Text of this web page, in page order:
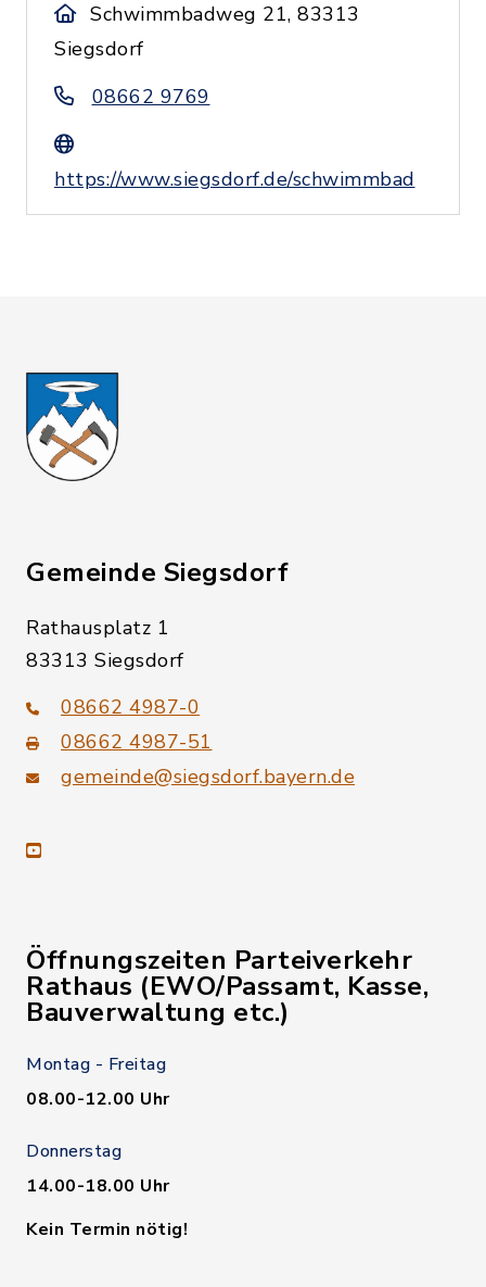
Schwimmbadweg 21, 83313
Siegsdorf
08662 9769
https://www.siegsdorf.de/schwimmbad
Gemeinde Siegsdorf
Rathausplatz 1
83313 Siegsdorf
08662 4987-0
08662 4987-51
gemeinde@siegsdorf.bayern.de
youtube
Öffnungszeiten Parteiverkehr
Rathaus (EWO/Passamt, Kasse,
Bauverwaltung etc.)
Montag - Freitag
08.00-12.00 Uhr
Donnerstag
14.00-18.00 Uhr
Kein Termin nötig!